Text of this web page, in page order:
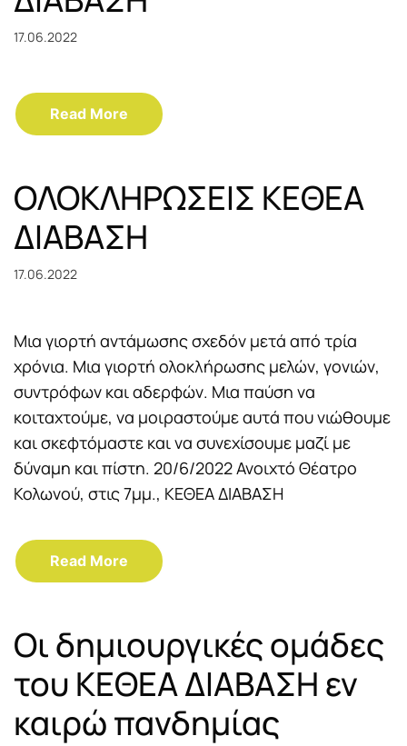
17.06.2022
Read More
OΛΟΚΛΗΡΩΣΕΙΣ ΚΕΘΕΑ
ΔΙΑΒΑΣΗ
17.06.2022
Μια γιορτή αντάμωσης σχεδόν μετά από τρία
χρόνια. Μια γιορτή ολοκλήρωσης μελών, γονιών,
συντρόφων και αδερφών. Μια παύση να
κοιταχτούμε, να μοιραστούμε αυτά που νιώθουμε
και σκεφτόμαστε και να συνεχίσουμε μαζί με
δύναμη και πίστη. 20/6/2022 Ανοιχτό Θέατρο
Κολωνού, στις 7μμ., ΚΕΘΕΑ ΔΙΑΒΑΣΗ
Read More
Οι δημιουργικές ομάδες
του ΚΕΘΕΑ ΔΙΑΒΑΣΗ εν
καιρώ πανδημίας